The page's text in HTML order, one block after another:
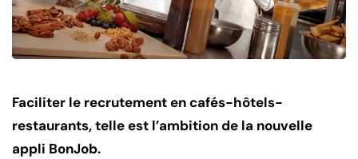
Faciliter le recrutement en cafés-hôtels-
restaurants, telle est l’ambition de la nouvelle
appli BonJob.